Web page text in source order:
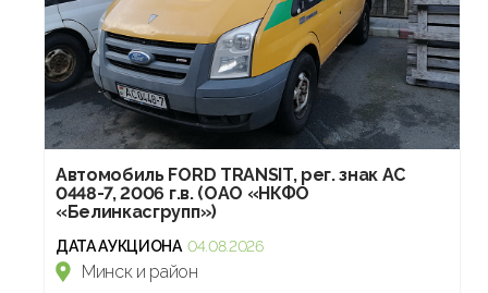
Автомобиль FORD TRANSIT, рег. знак АС
0448-7, 2006 г.в. (ОАО «НКФО
«Белинкасгрупп»)
ДАТА АУКЦИОНА 04.08.2026
Минск и район